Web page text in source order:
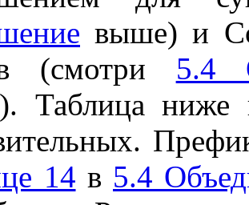
выше) и
(смотри 5.4
). Таблица ниже
14 в 5.4